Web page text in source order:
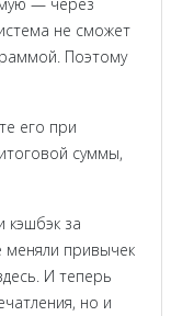
не сможет
Поэтому
его при
суммы,
кэшбэк за
меняли привычек
И теперь
но и